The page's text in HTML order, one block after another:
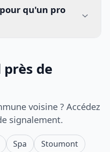
qu'un pro
de
voisine ? Accédez
signalement.
Spa
Stoumont